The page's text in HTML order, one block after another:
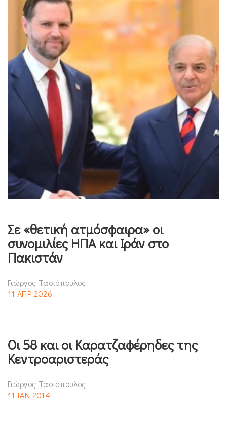
Σε «θετική ατμόσφαιρα» οι
συνομιλίες ΗΠΑ και Ιράν στο
Πακιστάν
Γιώργος Τασιόπουλος
11 ΑΠΡ 2026
Oι 58 και οι Καρατζαφέρηδες της
Κεντροαριστεράς
Γιώργος Τασιόπουλος
11 ΙΑΝ 2014